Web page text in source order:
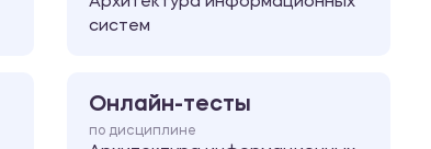
систем
Онлайн-тесты
по дисциплине